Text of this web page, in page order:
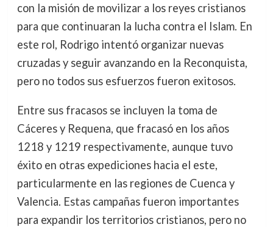
con la misión de movilizar a los reyes cristianos
para que continuaran la lucha contra el Islam. En
este rol, Rodrigo intentó organizar nuevas
cruzadas y seguir avanzando en la Reconquista,
pero no todos sus esfuerzos fueron exitosos.
Entre sus fracasos se incluyen la toma de
Cáceres y Requena, que fracasó en los años
1218 y 1219 respectivamente, aunque tuvo
éxito en otras expediciones hacia el este,
particularmente en las regiones de Cuenca y
Valencia. Estas campañas fueron importantes
para expandir los territorios cristianos, pero no